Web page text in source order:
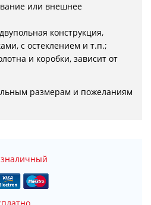
или внешнее
конструкция,
с остеклением и т.п.;
и коробки, зависит от
размерам и пожеланиям